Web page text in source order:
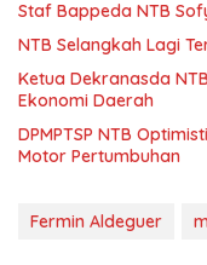
Staf Bappeda NTB
NTB Selangkah Lagi
Ketua Dekranasda
Ekonomi Daerah
DPMPTSP NTB
Motor Pertumbuhan
Fermin Aldeguer